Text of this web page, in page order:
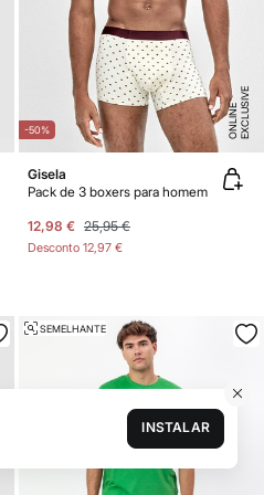
-50% E
X
C
L
U
SI
V
E
O
N
LI
N
E
Gisela
Pack de 3 boxers para homem
12,98 € 25,95 €
Desconto 12,97 €
SEMELHANTE
INSTALAR